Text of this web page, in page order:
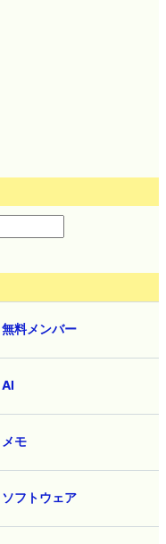
無料メンバー
AI
メモ
ソフトウェア